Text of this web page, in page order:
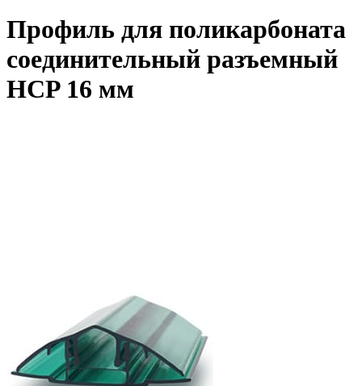
Профиль для поликарбоната
соединительный разъемный
HCP 16 мм